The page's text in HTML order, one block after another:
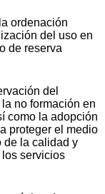
ordenación
del uso en
de reserva
del
no formación en
como la adopción
proteger el medio
de la calidad y
servicios